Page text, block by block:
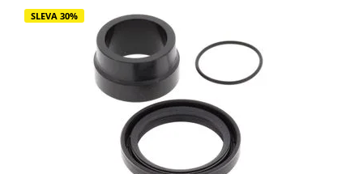
SLEVA 30%